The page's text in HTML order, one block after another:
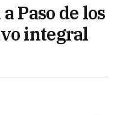
Paso de los
integral